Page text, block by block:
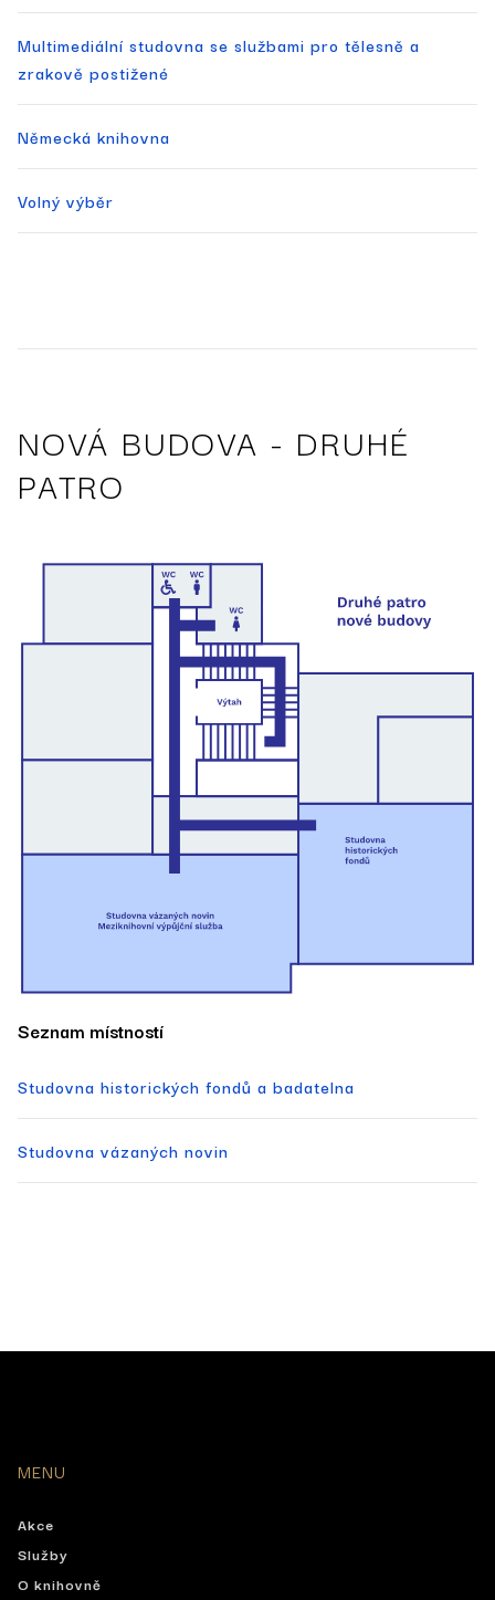
Multimediální studovna­ se službami pro tělesně a
zrakově postižené­
Německá knihovna
Volný výběr
NOVÁ BUDOVA - DRUHÉ
PATRO
­­­Seznam místností
Studovna historických fondů a badatelna
Studovna vázaných novin
MENU
Akce
Služby
O knihovně